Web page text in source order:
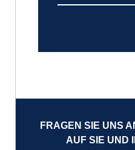
FRAGEN SIE UNS
AUF SIE UND